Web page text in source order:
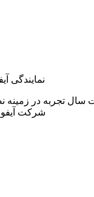
نمایندگی
تجربه در زمینه
شرکت